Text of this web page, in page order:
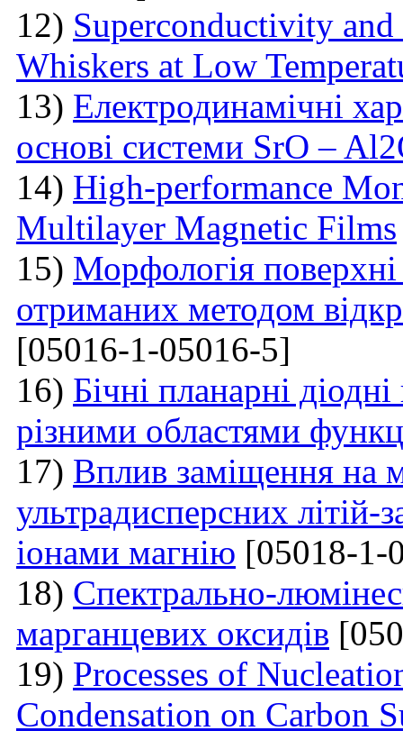
12) Superconductivity
Whiskers at Low
13) Електродинамічні
основі системи SrO –
14) High-performance
Multilayer Magnetic Films
15) Морфологія
отриманих методом
[05016-1-05016-5]
16) Бічні планарні
різними областями
17) Вплив заміщення на
ультрадисперсних
іонами магнію [05018-1-
18) Спектрально-
марганцевих оксидів
19) Processes of
Condensation on Carbon